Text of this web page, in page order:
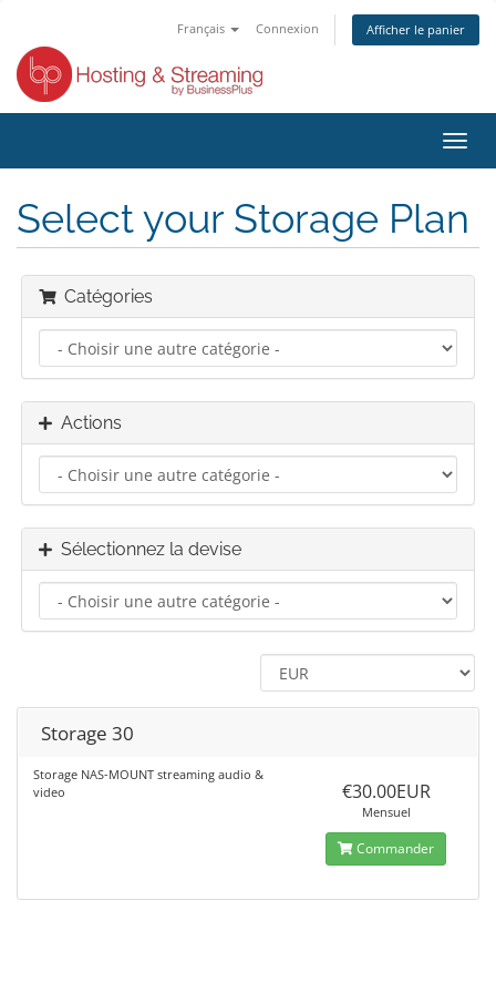
Français Connexion Afficher le panier
la
Select your Storage Plan
Catégories
Actions
Sélectionnez la devise
Storage 30
Storage NAS-MOUNT streaming audio &
video
€30.00EUR
Mensuel
Commander